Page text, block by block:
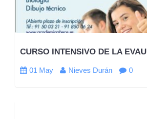
CURSO INTENSIVO DE LA EVAU
01 May Nieves Durán 0